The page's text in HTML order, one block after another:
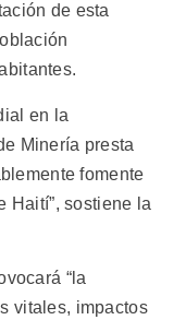
de esta
en la
Minería presta
fomente
Haití”, sostiene la
“la
vitales, impactos